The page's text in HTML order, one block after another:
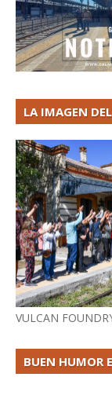
LA IMAGEN
VULCAN
BUEN HUMOR